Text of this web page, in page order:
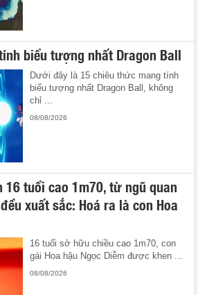
biểu tượng nhất Dragon Ball
Dưới đây là 15 chiêu thức mang tính
biểu tượng nhất Dragon Ball, không
chỉ ...
08/08/2026
16 tuổi cao 1m70, từ ngũ quan
xuất sắc: Hoá ra là con Hoa
16 tuổi sở hữu chiều cao 1m70, con
gái Hoa hậu Ngọc Diễm được khen ...
08/08/2026